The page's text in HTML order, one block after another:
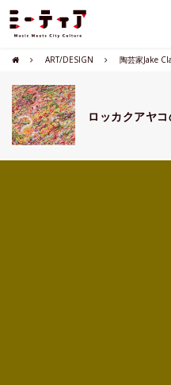
ART/DESIGN 陶芸家Jake
ロッカクアヤ